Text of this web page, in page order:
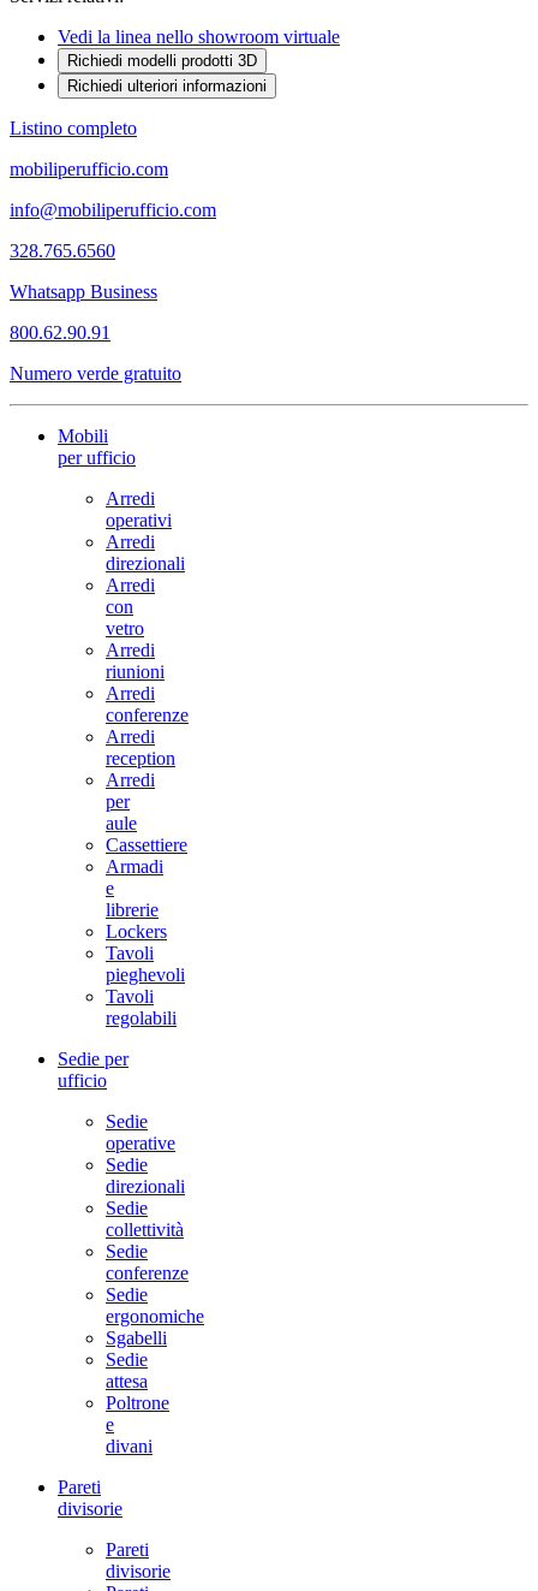
Vedi la linea nello showroom virtuale
Richiedi modelli prodotti 3D
Richiedi ulteriori informazioni
Listino completo
mobiliperufficio.com
info@mobiliperufficio.com
328.765.6560
Whatsapp Business
800.62.90.91
Numero verde gratuito
Mobili
per ufficio
Arredi
operativi
Arredi
direzionali
Arredi
con
vetro
Arredi
riunioni
Arredi
conferenze
Arredi
reception
Arredi
per
aule
Cassettiere
Armadi
e
librerie
Lockers
Tavoli
pieghevoli
Tavoli
regolabili
Sedie per
ufficio
Sedie
operative
Sedie
direzionali
Sedie
collettività
Sedie
conferenze
Sedie
ergonomiche
Sgabelli
Sedie
attesa
Poltrone
e
divani
Pareti
divisorie
Pareti
divisorie